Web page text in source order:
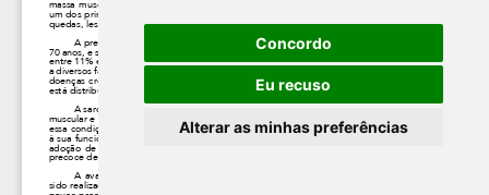
Concordo
Eu recuso
Alterar as minhas preferências